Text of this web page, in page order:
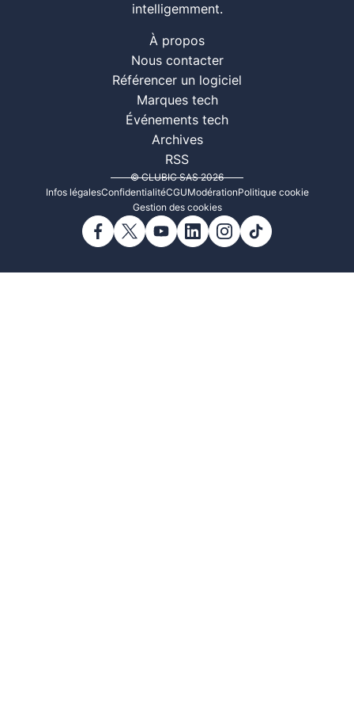
intelligemment.
À propos
Nous contacter
Référencer un logiciel
Marques tech
Événements tech
Archives
RSS
© CLUBIC SAS 2026
Infos légalesConfidentialitéCGUModérationPolitique cookie
Gestion des cookies